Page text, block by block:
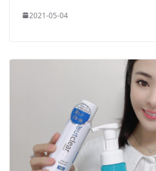
2021-05-04